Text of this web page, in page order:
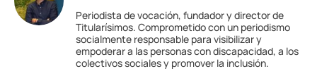
Periodista de vocación, fundador y director de
Titularísimos. Comprometido con un periodismo
socialmente responsable para visibilizar y
empoderar a las personas con discapacidad, a los
colectivos sociales y promover la inclusión.